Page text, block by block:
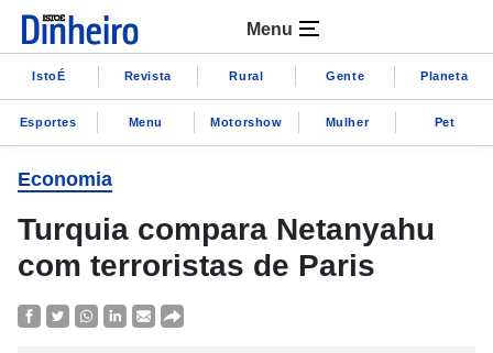
Menu
IstoÉ Revista Rural Gente Planeta
Esportes Menu Motorshow Mulher Pet
Economia
Turquia compara Netanyahu
com terroristas de Paris